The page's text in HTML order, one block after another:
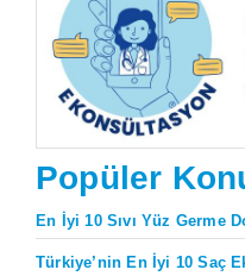
Popüler
En İyi 10 Sıvı Yüz Germe
Türkiye’nin En İyi 10 Saç